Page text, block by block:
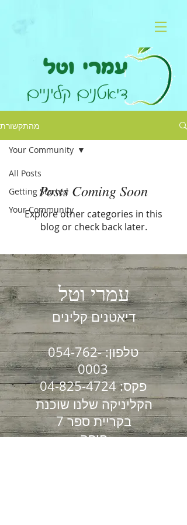
מהתקשורת
All Posts
Getting Started
Your Community
Your Community
Posts Coming Soon
Explore other categories in this
blog or check back later.
עמרי וטל
דיאטנים קלינים
טלפון:054-762-
0003
פקס:04-825-4724
הקליניקה שלנו שוכנת
בקריית ספר 7
חיפה